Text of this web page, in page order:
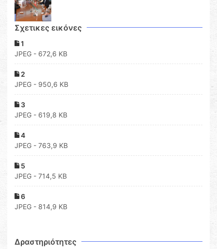
Σχετικες εικόνες
1
JPEG - 672,6 KB
2
JPEG - 950,6 KB
3
JPEG - 619,8 KB
4
JPEG - 763,9 KB
5
JPEG - 714,5 KB
6
JPEG - 814,9 KB
Δραστηριότητες